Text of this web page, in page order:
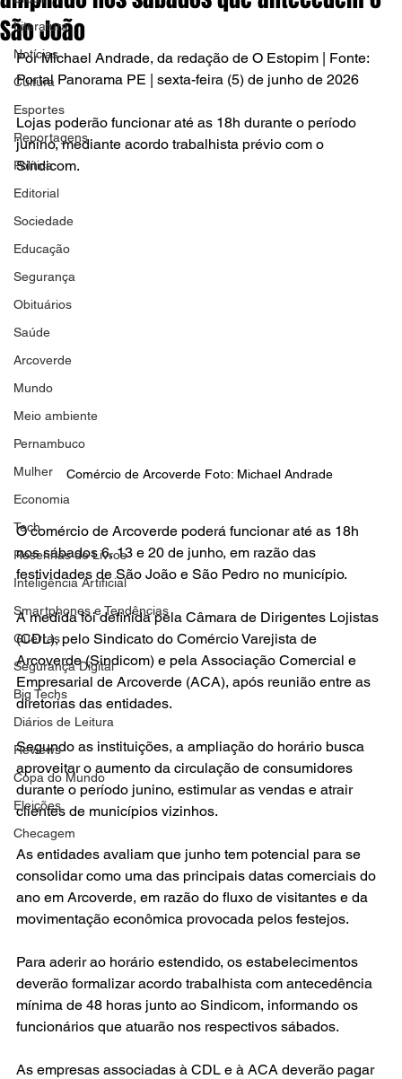
Literatura
Notícias
Cultura
Esportes
Reportagens
Política
Editorial
Sociedade
Educação
Segurança
Obituários
Saúde
Arcoverde
Mundo
Meio ambiente
Pernambuco
Mulher
Economia
Tech
Resenhas de Livros
Inteligência Artificial
Smartphones e Tendências
Guerras
Segurança Digital
Big Techs
Diários de Leitura
Reviews
Copa do Mundo
Eleições
Checagem
São João
Por Michael Andrade, da redação de O Estopim | Fonte:
Portal Panorama PE | sexta-feira (5) de junho de 2026
Lojas poderão funcionar até as 18h durante o período
junino, mediante acordo trabalhista prévio com o
Sindicom.
Comércio de Arcoverde Foto: Michael Andrade
O comércio de Arcoverde poderá funcionar até as 18h
nos sábados 6, 13 e 20 de junho, em razão das
festividades de São João e São Pedro no município.
A medida foi definida pela Câmara de Dirigentes Lojistas
(CDL), pelo Sindicato do Comércio Varejista de
Arcoverde (Sindicom) e pela Associação Comercial e
Empresarial de Arcoverde (ACA), após reunião entre as
diretorias das entidades.
Segundo as instituições, a ampliação do horário busca
aproveitar o aumento da circulação de consumidores
durante o período junino, estimular as vendas e atrair
clientes de municípios vizinhos.
As entidades avaliam que junho tem potencial para se
consolidar como uma das principais datas comerciais do
ano em Arcoverde, em razão do fluxo de visitantes e da
movimentação econômica provocada pelos festejos.
Para aderir ao horário estendido, os estabelecimentos
deverão formalizar acordo trabalhista com antecedência
mínima de 48 horas junto ao Sindicom, informando os
funcionários que atuarão nos respectivos sábados.
As empresas associadas à CDL e à ACA deverão pagar